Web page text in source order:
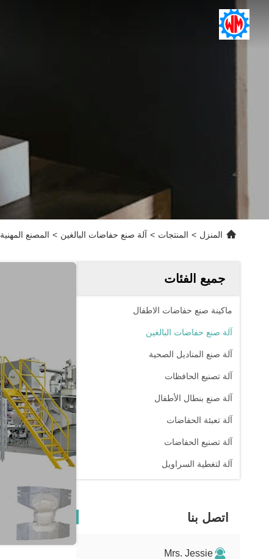
المنزل > المنتجات > آلة صنع حفاضات البالغين > المصنع
جميع الفئات
ماكينة صنع حفاضات الاطفال
آلة صنع حفاضات البالغين
آلة صنع المناديل الصحية
آلة تصنيع الحافظات
آلة صنع بنطال الأطفال
آلة تعبئة الحفاضات
آلة تصنيع الحفاضات
آلة لتغطية السراويل
اتصل بنا
Mrs. Jessie